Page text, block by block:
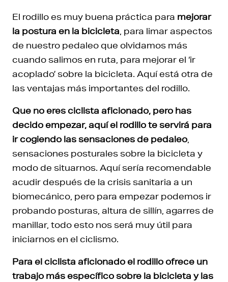
El rodillo es muy buena práctica para mejorar
la postura en la bicicleta, para limar aspectos
de nuestro pedaleo que olvidamos más
cuando salimos en ruta, para mejorar el ‘ir
acoplado’ sobre la bicicleta. Aquí está otra de
las ventajas más importantes del rodillo.
Que no eres ciclista aficionado, pero has
decido empezar, aquí el rodillo te servirá para
ir cogiendo las sensaciones de pedaleo,
sensaciones posturales sobre la bicicleta y
modo de situarnos. Aquí sería recomendable
acudir después de la crisis sanitaria a un
biomecánico, pero para empezar podemos ir
probando posturas, altura de sillín, agarres de
manillar, todo esto nos será muy útil para
iniciarnos en el ciclismo.
Para el ciclista aficionado el rodillo ofrece un
trabajo más específico sobre la bicicleta y las